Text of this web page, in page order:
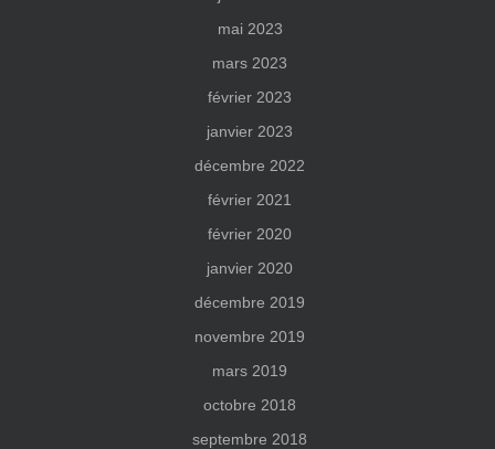
mai 2023
mars 2023
février 2023
janvier 2023
décembre 2022
février 2021
février 2020
janvier 2020
décembre 2019
novembre 2019
mars 2019
octobre 2018
septembre 2018